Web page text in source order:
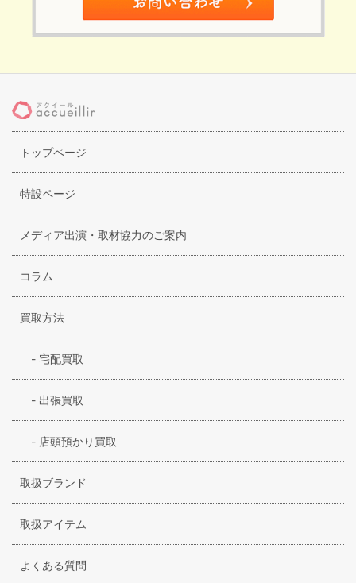
トップページ
特設ページ
メディア出演・取材協力のご案内
コラム
買取方法
- 宅配買取
- 出張買取
- 店頭預かり買取
取扱ブランド
取扱アイテム
よくある質問